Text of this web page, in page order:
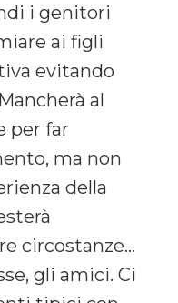
i genitori
ai figli
evitando
al
per far
ma non
della
circostanze…
gli amici. Ci